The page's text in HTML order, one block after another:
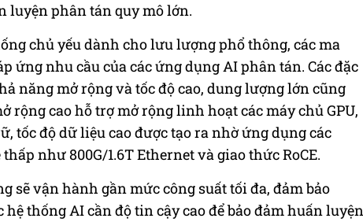
luyện phân tán quy mô lớn.
chủ yếu dành cho lưu lượng phổ thông, các ma
ứng nhu cầu của các ứng dụng AI phân tán. Các đặc
năng mở rộng và tốc độ cao, dung lượng lớn cũng
rộng cao hỗ trợ mở rộng linh hoạt các máy chủ GPU,
tốc độ dữ liệu cao được tạo ra nhờ ứng dụng các
như 800G/1.6T Ethernet và giao thức RoCE.
sẽ vận hành gần mức công suất tối đa, đảm bảo
thống AI cần độ tin cậy cao để bảo đảm huấn luyện